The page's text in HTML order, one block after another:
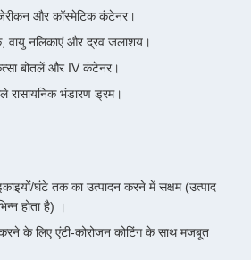
और कॉस्मेटिक कंटेनर।
वायु नलिकाएं और द्रव जलाशय।
बोतलें और IV कंटेनर।
रासायनिक भंडारण ड्रम।
घंटे तक का उत्पादन करने में सक्षम (उत्पाद
होता है) ।
के लिए एंटी-कोरोजन कोटिंग के साथ मजबूत